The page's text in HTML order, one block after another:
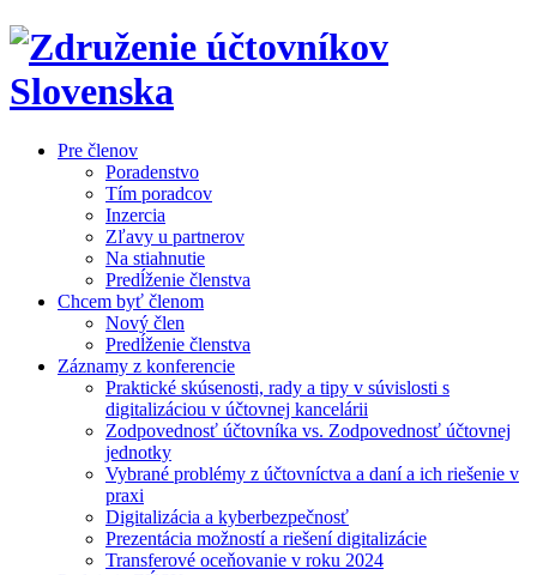
Pre členov
Poradenstvo
Tím poradcov
Inzercia
Zľavy u partnerov
Na stiahnutie
Predĺženie členstva
Chcem byť členom
Nový člen
Predĺženie členstva
Záznamy z konferencie
Praktické skúsenosti, rady a tipy v súvislosti s
digitalizáciou v účtovnej kancelárii
Zodpovednosť účtovníka vs. Zodpovednosť účtovnej
jednotky
Vybrané problémy z účtovníctva a daní a ich riešenie v
praxi
Digitalizácia a kyberbezpečnosť
Prezentácia možností a riešení digitalizácie
Transferové oceňovanie v roku 2024